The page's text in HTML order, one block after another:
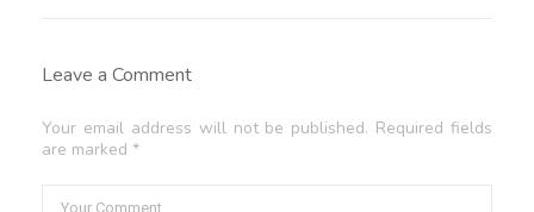
Leave a Comment
Your email address will not be published. Required fields
are marked *